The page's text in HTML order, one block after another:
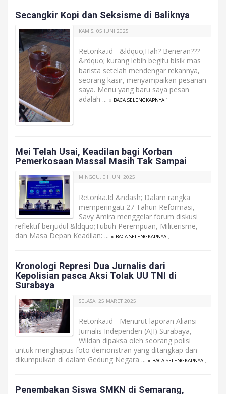
Secangkir Kopi dan Seksisme di Baliknya
KAMIS, 05 JUNI 2025
Retorika.id - &ldquo;Hah? Beneran???
&rdquo; kurang lebih begitu bisik mas
barista setelah mendengar rekannya,
seorang kasir, menyampaikan pesanan
saya. Menu yang baru saya pesan
adalah ... » BACA SELENGKAPNYA ]
Mei Telah Usai, Keadilan bagi Korban
Pemerkosaan Massal Masih Tak Sampai
MINGGU, 01 JUNI 2025
Retorika.Id &ndash; Dalam rangka
memperingati 27 Tahun Reformasi,
Savy Amira menggelar forum diskusi
reflektif berjudul &ldquo;Tubuh Perempuan, Militerisme,
dan Masa Depan Keadilan: ... » BACA SELENGKAPNYA ]
Kronologi Represi Dua Jurnalis dari
Kepolisian pasca Aksi Tolak UU TNI di
Surabaya
SELASA, 25 MARET 2025
Retorika.id - Menurut laporan Aliansi
Jurnalis Independen (AJI) Surabaya,
Wildan dipaksa oleh seorang polisi
untuk menghapus foto demonstran yang ditangkap dan
dikumpulkan di dalam Gedung Negara ... » BACA SELENGKAPNYA ]
Penembakan Siswa SMKN di Semarang,